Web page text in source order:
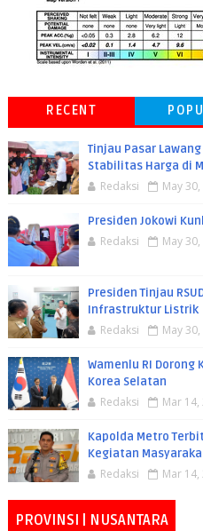
RECENT
Tinjau Pasar
Stabilitas Harga di
Redaksi May
Presiden Jokowi
Redaksi May
Presiden Tinjau
Infrastruktur Listrik
Redaksi May
Wamenlu RI
Korea Selatan
Redaksi Mar 14,
Kapolda Metro
Kegiatan
Redaksi Mar 14,
PROVINSI | NUSANTARA